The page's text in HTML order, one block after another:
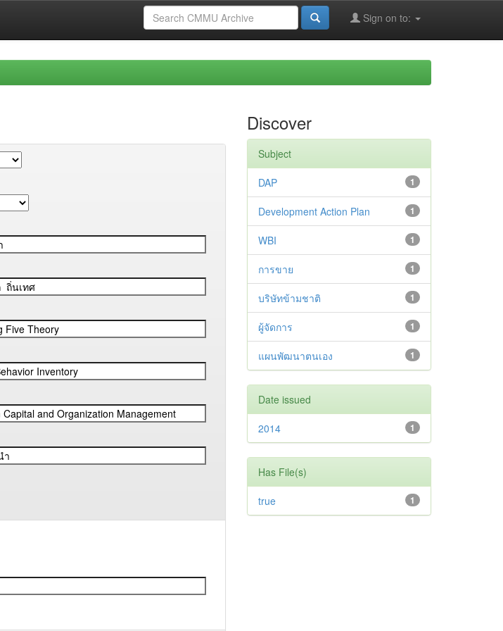
Sign on to:
Discover
Subject
1
DAP
1
Development Action Plan
1
WBI
1
การขาย
1
บริษัทข้ามชาติ
1
ผู้จัดการ
1
แผนพัฒนาตนเอง
Date issued
1
2014
Has File(s)
1
true